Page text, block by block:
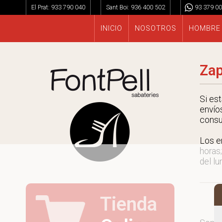
El Prat: 933 790 040 Sant Boi: 936 400 502 93 379
INICIO NOSOTROS HOMBRE
Tienda
Si
Los
del